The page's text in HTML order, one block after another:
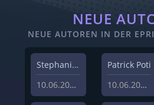
NEUE
NEUE AUTOREN IN DER
Stephanie Schlottag
10.06.2026
Patrick Poti
10.06.2026